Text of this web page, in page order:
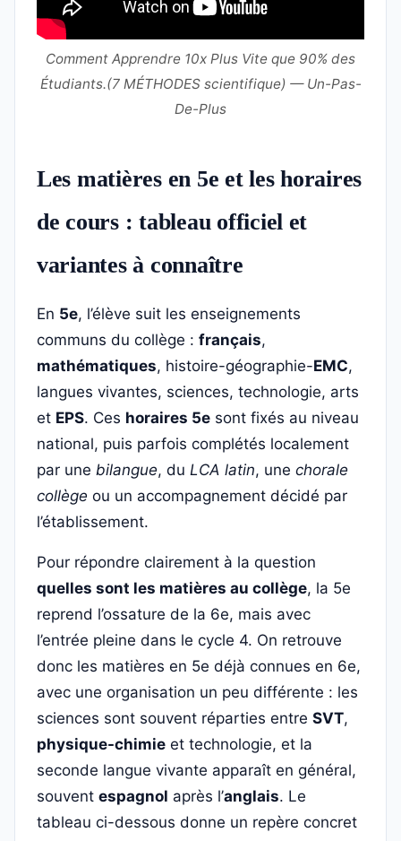
Comment Apprendre 10x Plus Vite que 90% des
Étudiants.(7 MÉTHODES scientifique) — Un-Pas-
De-Plus
Les matières en 5e et les horaires
de cours : tableau officiel et
variantes à connaître
En 5e, l’élève suit les enseignements
communs du collège : français,
mathématiques, histoire-géographie-EMC,
langues vivantes, sciences, technologie, arts
et EPS. Ces horaires 5e sont fixés au niveau
national, puis parfois complétés localement
par une bilangue, du LCA latin, une chorale
collège ou un accompagnement décidé par
l’établissement.
Pour répondre clairement à la question
quelles sont les matières au collège, la 5e
reprend l’ossature de la 6e, mais avec
l’entrée pleine dans le cycle 4. On retrouve
donc les matières en 5e déjà connues en 6e,
avec une organisation un peu différente : les
sciences sont souvent réparties entre SVT,
physique-chimie et technologie, et la
seconde langue vivante apparaît en général,
souvent espagnol après l’anglais. Le
tableau ci-dessous donne un repère concret